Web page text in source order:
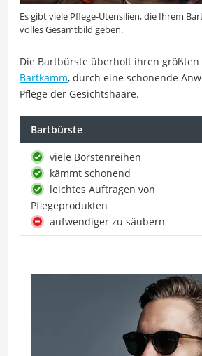
Es gibt viele Pflege-Utensilien, die Ihrem
volles Gesamtbild geben.
Die Bartbürste überholt ihren größten
Bartkamm, durch eine schonende
Pflege der Gesichtshaare.
Bartbürste
viele Borstenreihen
kämmt schonend
leichtes Auftragen von
Pflegeprodukten
aufwendiger zu säubern